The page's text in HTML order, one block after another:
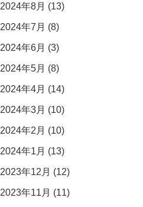
2024年8月 (13)
2024年7月 (8)
2024年6月 (3)
2024年5月 (8)
2024年4月 (14)
2024年3月 (10)
2024年2月 (10)
2024年1月 (13)
2023年12月 (12)
2023年11月 (11)